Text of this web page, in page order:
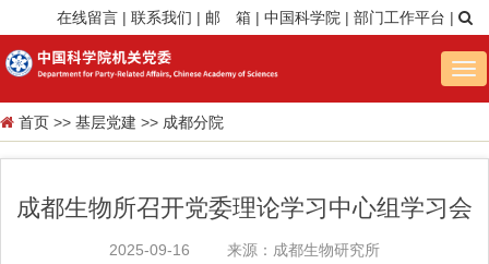
在线留言 | 联系我们 | 邮 箱 | 中国科学院 | 部门工作平台 |
首页 >> 基层党建 >> 成都分院
成都生物所召开党委理论学习中心组学习会
2025-09-16
来源：成都生物研究所